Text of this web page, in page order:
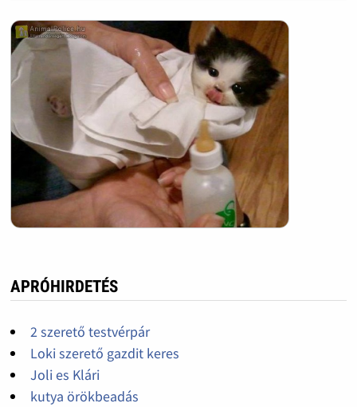
APRÓHIRDETÉS
2 szerető testvérpár
Loki szerető gazdit keres
Joli es Klári
kutya örökbeadás